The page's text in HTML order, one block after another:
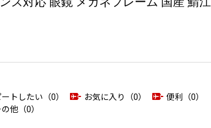
ートしたい（0） お気に入り（0）
便利（0）
他（0）